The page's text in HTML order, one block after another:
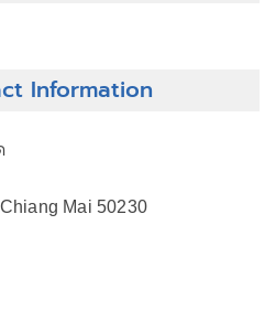
Information
Mai 50230